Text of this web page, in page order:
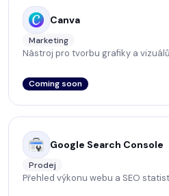
Canva
Marketing
Nástroj pro tvorbu grafiky a vizuálů
Coming soon
Google Search Console
Prodej
Přehled výkonu webu a SEO